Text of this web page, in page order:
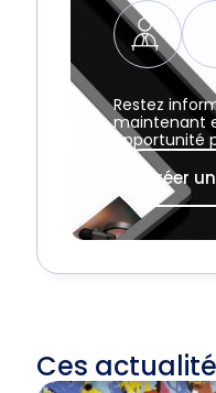
Restez
maintenant
opportunité
Créer
Ces